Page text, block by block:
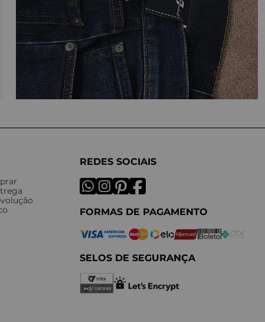
REDES SOCIAIS
FORMAS DE PAGAMENTO
SELOS DE SEGURANÇA